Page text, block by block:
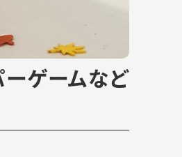
ゲームなど